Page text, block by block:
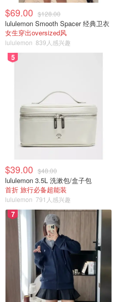
$69.00 $128.00
lululemon Smooth Spacer 经典卫衣
女生穿出oversized风
lululemon 839人感兴趣
5
$39.00 $48.00
lululemon 3.5L 洗漱包/盒子包
首折 旅行必备超能装
lululemon 791人感兴趣
7